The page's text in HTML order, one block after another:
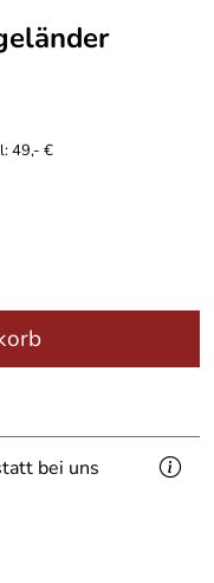
49,- €
bei uns